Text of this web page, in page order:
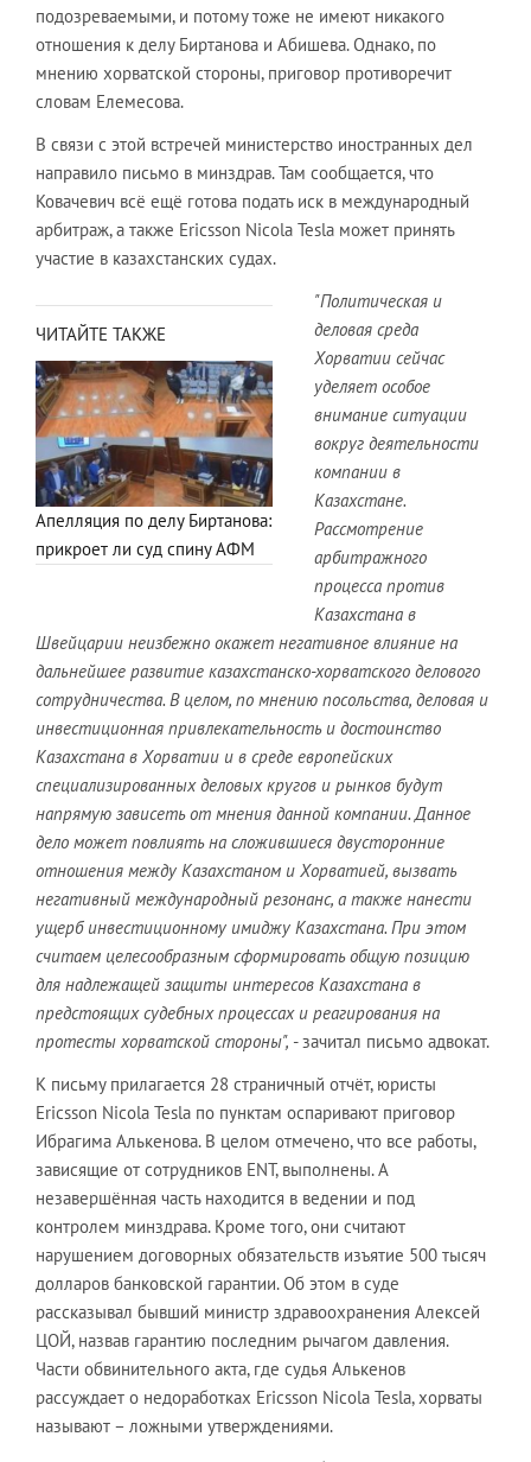
подозреваемыми, и потому тоже не имеют никакого
отношения к делу Биртанова и Абишева. Однако, по
мнению хорватской стороны, приговор противоречит
словам Елемесова.
В связи с этой встречей министерство иностранных дел
направило письмо в минздрав. Там сообщается, что
Ковачевич всё ещё готова подать иск в международный
арбитраж, а также Ericsson Nicola Tesla может принять
участие в казахстанских судах.
ЧИТАЙТЕ ТАКЖЕ
Апелляция по делу Биртанова:
прикроет ли суд спину АФМ
"Политическая и
деловая среда
Хорватии сейчас
уделяет особое
внимание ситуации
вокруг деятельности
компании в
Казахстане.
Рассмотрение
арбитражного
процесса против
Казахстана в
Швейцарии неизбежно окажет негативное влияние на
дальнейшее развитие казахстанско-хорватского делового
сотрудничества. В целом, по мнению посольства, деловая и
инвестиционная привлекательность и достоинство
Казахстана в Хорватии и в среде европейских
специализированных деловых кругов и рынков будут
напрямую зависеть от мнения данной компании. Данное
дело может повлиять на сложившиеся двусторонние
отношения между Казахстаном и Хорватией, вызвать
негативный международный резонанс, а также нанести
ущерб инвестиционному имиджу Казахстана. При этом
считаем целесообразным сформировать общую позицию
для надлежащей защиты интересов Казахстана в
предстоящих судебных процессах и реагирования на
протесты хорватской стороны", - зачитал письмо адвокат.
К письму прилагается 28 страничный отчёт, юристы
Ericsson Nicola Tesla по пунктам оспаривают приговор
Ибрагима Алькенова. В целом отмечено, что все работы,
зависящие от сотрудников ENT, выполнены. А
незавершённая часть находится в ведении и под
контролем минздрава. Кроме того, они считают
нарушением договорных обязательств изъятие 500 тысяч
долларов банковской гарантии. Об этом в суде
рассказывал бывший министр здравоохранения Алексей
ЦОЙ, назвав гарантию последним рычагом давления.
Части обвинительного акта, где судья Алькенов
рассуждает о недоработках Ericsson Nicola Tesla, хорваты
называют – ложными утверждениями.